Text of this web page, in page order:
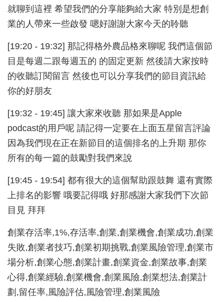
就聊到這裡 希望我們的分享能夠給大家 特別是想創
業的人帶來一些啟發 嗯好謝謝大家今天的聆聽
[19:20 - 19:32] 那記得格外農品格來聊呢 我們這個節
目是每週二跟每週五的 的固定更新 然後請大家按時
的收聽訂閱留言 然後也可以分享我們的節目資訊給
你的好朋友
[19:32 - 19:45] 讓大家來收聽 那如果是Apple
podcast的用戶呢 請記得一定要在上面五星留言評論
因為我們現在正在新節目的這個排名的上升期 那你
所有的每一篇的鼓勵對我們來說
[19:45 - 19:54] 都有很大的這個幫助跟鼓舞 還有實際
上排名的影響 哦要記得哦 好那感謝大家我們下次節
目見 拜拜
創業存活率,1%,存活率,創業,創業機會,創業成功,創業
失敗,創業者技巧,創業初期挑戰,創業風險管理,創業市
場分析,創業心態,創業計畫,創業資金,創業故事,創業
心得,創業經驗,創業機會,創業風險,創業想法,創業計
劃,留任率,風險評估,風險管理,創業風險